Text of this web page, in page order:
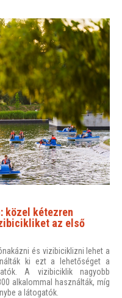
közel kétezren
az első
és vizibiciklizni lehet a
ki ezt a lehetőséget a
A vizibiciklik nagyobb
alkalommal használták, míg
a látogatók.